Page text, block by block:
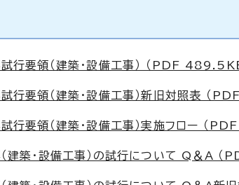
行要領（建築・設備工事） （PDF
行要領（建築・設備工事）新旧対照表 （
行要領（建築・設備工事）実施フロー （
建築・設備工事）の試行について Q＆A